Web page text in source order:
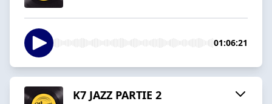
01:06:21
K7 JAZZ PARTIE 2